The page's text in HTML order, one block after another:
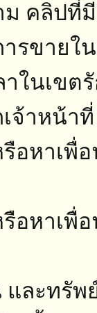
คลิปที่มี
รขายใ
ในเขต
จ้าหน้าที่
อหาเพื่
อหาเพื่
และทรั